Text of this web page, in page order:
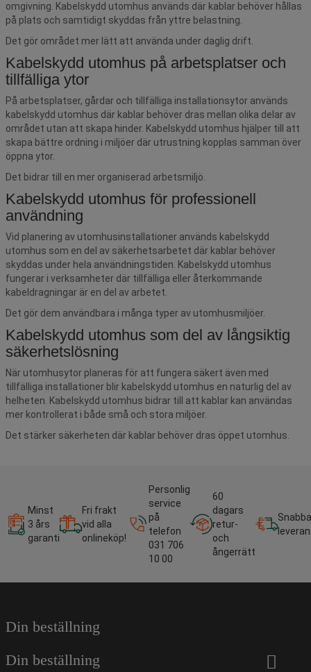
omgivning. Kabelskydd utomhus används där kablar behöver hållas
på plats och samtidigt skyddas från yttre belastning.
Det gör området mer lätt att använda under daglig drift.
Kabelskydd utomhus på arbetsplatser och
tillfälliga ytor
På arbetsplatser, gårdar och tillfälliga installationsytor används
kabelskydd utomhus där kablar behöver dras mellan olika delar av
området utan att skapa hinder. Kabelskydd utomhus hjälper till att
skapa bättre ordning i miljöer där utrustning kopplas samman över
öppna ytor.
Det bidrar till en mer organiserad arbetsmiljö.
Kabelskydd utomhus för professionell
användning
Vid planering av utomhusinstallationer används kabelskydd
utomhus som en del av säkerhetsarbetet där kablar behöver
skyddas under hela användningstiden. Kabelskydd utomhus
fungerar i verksamheter där tillfälliga eller återkommande
kabeldragningar är en del av arbetet.
Det gör dem användbara i många typer av utomhusmiljöer.
Kabelskydd utomhus som del av långsiktig
säkerhetslösning
När utomhusytor planeras för att fungera säkert även med
tillfälliga installationer blir kabelskydd utomhus en naturlig del av
helheten. Kabelskydd utomhus bidrar till att kablar kan användas
mer kontrollerat i både små och stora miljöer.
Det stärker säkerheten där kablar behöver dras öppet utomhus.
Minst
3 års
garanti
Fri frakt
vid alla
onlineköp!
Personlig
service
på
telefon
031 706
10 00
60
dagars
retur-
och
ångerrätt
Snabba
Din beställning
Din beställning